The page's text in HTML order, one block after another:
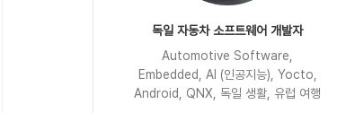
독일 자동차 소프트웨어 개발자
Automotive Software,
Embedded, AI (인공지능), Yocto,
Android, QNX, 독일 생활, 유럽 여행